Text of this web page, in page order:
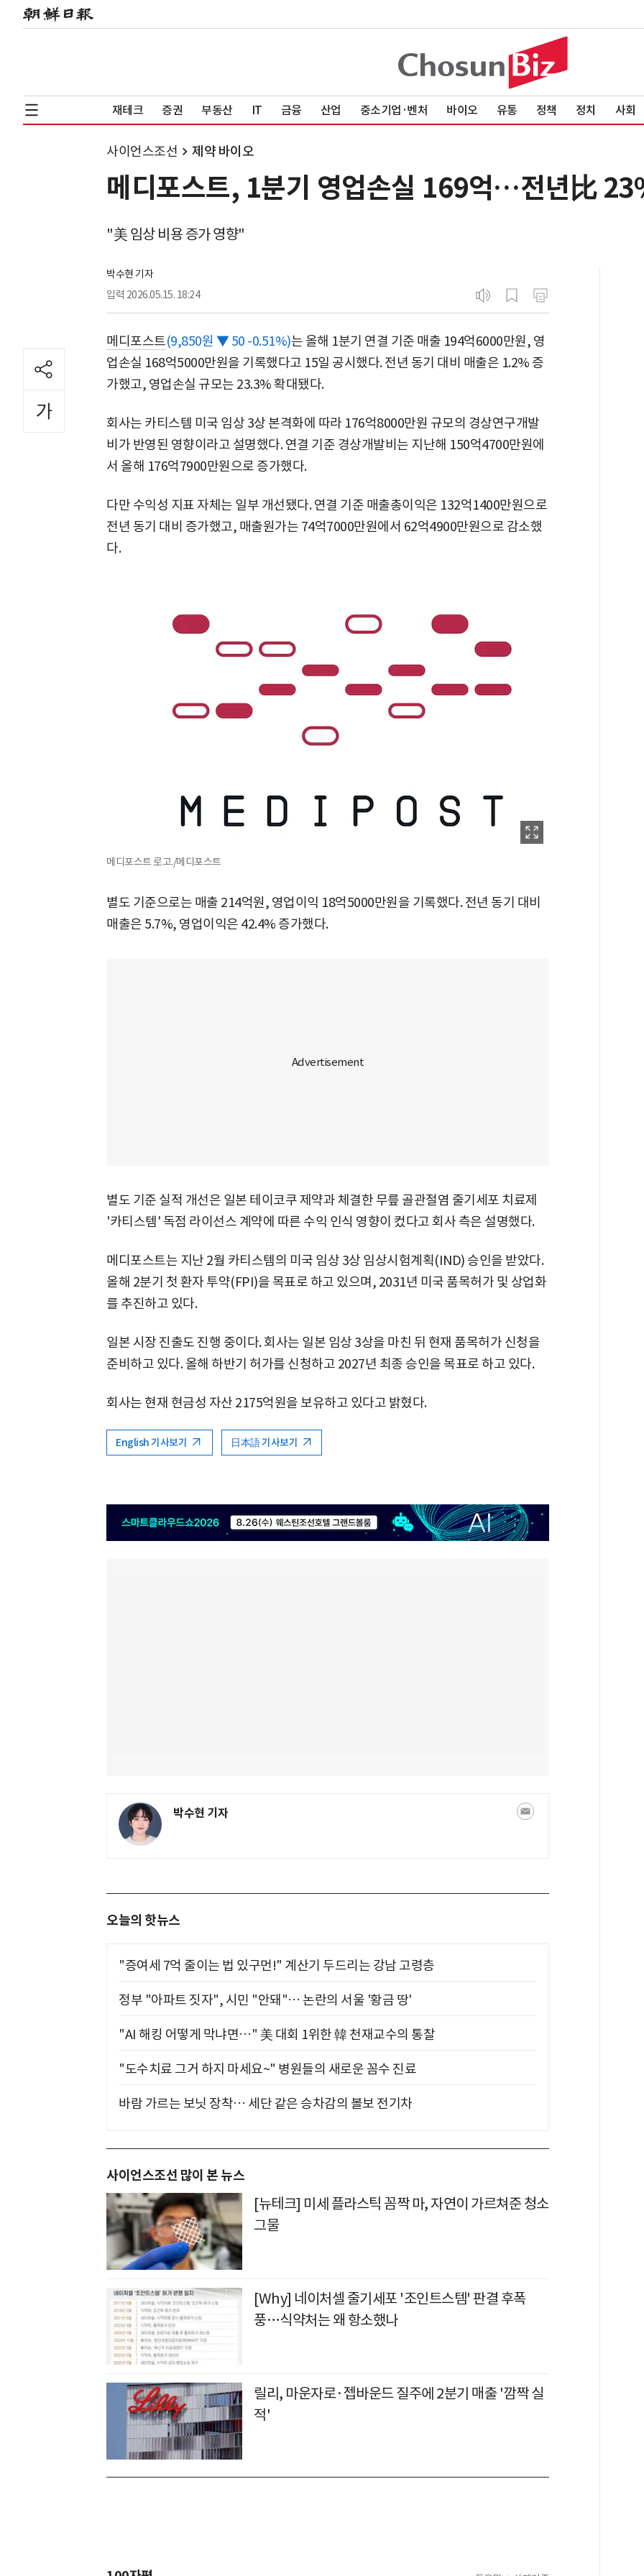
재테크 증권 부동산 IT 금융 산업 중소기업·벤처 바이오 유통 정책 정치 사회
사이언스조선 제약 바이오
메디포스트, 1분기 영업손실 169억…전년比
"美 임상 비용 증가 영향"
박수현 기자
입력 2026.05.15. 18:24
메디포스트(9,850원 ▼ 50 -0.51%)는 올해 1분기 연결 기준 매출 194억6000만원, 영
업손실 168억5000만원을 기록했다고 15일 공시했다. 전년 동기 대비 매출은 1.2% 증
가했고, 영업손실 규모는 23.3% 확대됐다.
회사는 카티스템 미국 임상 3상 본격화에 따라 176억8000만원 규모의 경상연구개발
비가 반영된 영향이라고 설명했다. 연결 기준 경상개발비는 지난해 150억4700만원에
서 올해 176억7900만원으로 증가했다.
다만 수익성 지표 자체는 일부 개선됐다. 연결 기준 매출총이익은 132억1400만원으로
전년 동기 대비 증가했고, 매출원가는 74억7000만원에서 62억4900만원으로 감소했
다.
메디포스트 로고./메디포스트
별도 기준으로는 매출 214억원, 영업이익 18억5000만원을 기록했다. 전년 동기 대비
매출은 5.7%, 영업이익은 42.4% 증가했다.
별도 기준 실적 개선은 일본 테이코쿠 제약과 체결한 무릎 골관절염 줄기세포 치료제
'카티스템' 독점 라이선스 계약에 따른 수익 인식 영향이 컸다고 회사 측은 설명했다.
메디포스트는 지난 2월 카티스템의 미국 임상 3상 임상시험계획(IND) 승인을 받았다.
올해 2분기 첫 환자 투약(FPI)을 목표로 하고 있으며, 2031년 미국 품목허가 및 상업화
를 추진하고 있다.
일본 시장 진출도 진행 중이다. 회사는 일본 임상 3상을 마친 뒤 현재 품목허가 신청을
준비하고 있다. 올해 하반기 허가를 신청하고 2027년 최종 승인을 목표로 하고 있다.
회사는 현재 현금성 자산 2175억원을 보유하고 있다고 밝혔다.
English 기사보기 日本語 기사보기
박수현 기자
오늘의 핫뉴스
"증여세 7억 줄이는 법 있구먼!" 계산기 두드리는 강남 고령층
정부 "아파트 짓자", 시민 "안돼"… 논란의 서울 '황금 땅'
"AI 해킹 어떻게 막냐면…" 美 대회 1위한 韓 천재교수의 통찰
"도수치료 그거 하지 마세요~" 병원들의 새로운 꼼수 진료
바람 가르는 보닛 장착… 세단 같은 승차감의 볼보 전기차
사이언스조선 많이 본 뉴스
[뉴테크] 미세 플라스틱 꼼짝 마, 자연이 가르쳐준 청소
그물
[Why] 네이처셀 줄기세포 '조인트스템' 판결 후폭
풍…식약처는 왜 항소했나
릴리, 마운자로·젭바운드 질주에 2분기 매출 '깜짝 실
적'